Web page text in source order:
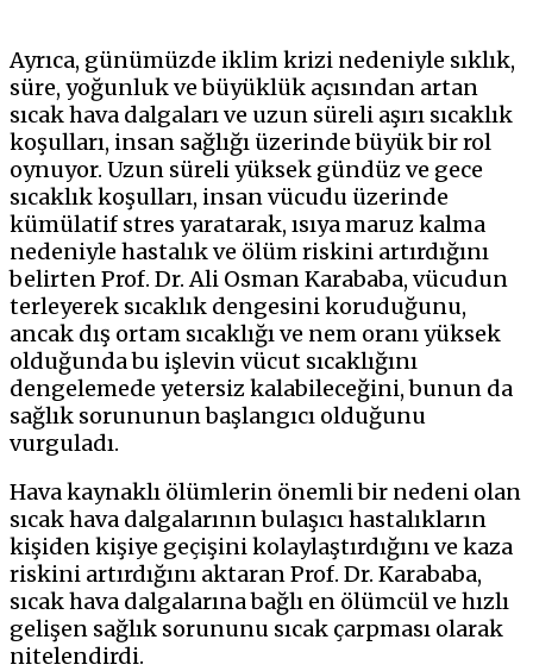
Ayrıca, günümüzde iklim krizi nedeniyle sıklık,
süre, yoğunluk ve büyüklük açısından artan
sıcak hava dalgaları ve uzun süreli aşırı sıcaklık
koşulları, insan sağlığı üzerinde büyük bir rol
oynuyor. Uzun süreli yüksek gündüz ve gece
sıcaklık koşulları, insan vücudu üzerinde
kümülatif stres yaratarak, ısıya maruz kalma
nedeniyle hastalık ve ölüm riskini artırdığını
belirten Prof. Dr. Ali Osman Karababa, vücudun
terleyerek sıcaklık dengesini koruduğunu,
ancak dış ortam sıcaklığı ve nem oranı yüksek
olduğunda bu işlevin vücut sıcaklığını
dengelemede yetersiz kalabileceğini, bunun da
sağlık sorununun başlangıcı olduğunu
vurguladı.
Hava kaynaklı ölümlerin önemli bir nedeni olan
sıcak hava dalgalarının bulaşıcı hastalıkların
kişiden kişiye geçişini kolaylaştırdığını ve kaza
riskini artırdığını aktaran Prof. Dr. Karababa,
sıcak hava dalgalarına bağlı en ölümcül ve hızlı
gelişen sağlık sorununu sıcak çarpması olarak
nitelendirdi.